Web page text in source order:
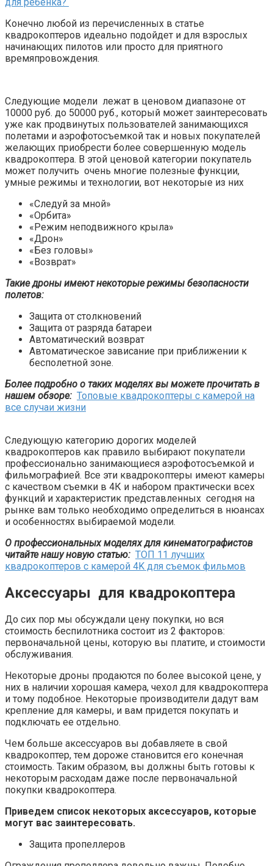
Конечно любой из перечисленных в статье
квадрокоптеров идеально подойдет и для взрослых
начинающих пилотов или просто для приятного
времяпровождения.
Следующие модели лежат в ценовом диапазоне от
10000 руб. до 50000 руб., который может заинтересовать
уже как продвинутых пользователей занимающихся
полетами и аэрофотосъемкой так и новых покупателей
желающих приобрести более совершенную модель
квадрокоптера. В этой ценовой категории покупатель
может получить очень многие полезные функции,
умные режимы и технологии, вот некоторые из них
«Следуй за мной»
«Орбита»
«Режим неподвижного крыла»
«Дрон»
«Без головы»
«Возврат»
Такие дроны имеют некоторые режимы безопасности
полетов:
Защита от столкновений
Защита от разряда батареи
Автоматический возврат
Автоматическое зависание при приближении к
бесполетной зоне.
Более подробно о таких моделях вы можете прочитать в
нашем обзоре: Топовые квадрокоптеры с камерой на
все случаи жизни
Следующую категорию дорогих моделей
квадрокоптеров как правило выбирают покупатели
профессионально занимающиеся аэрофотосъемкой и
фильмографией. Все эти квадрокоптеры имеют камеры
с качеством съемки в 4К и набором практически всех
функций и характеристик представленных сегодня на
рынке вам только необходимо определиться в нюансах
и особенностях выбираемой модели.
О профессиональных моделях для кинематографистов
читайте нашу новую статью: ТОП 11 лучших
квадрокоптеров с камерой 4K для съемок фильмов
Аксессуары для квадрокоптера
До сих пор мы обсуждали цену покупки, но вся
стоимость беспилотника состоит из 2 факторов:
первоначальной цены, которую вы платите, и стоимости
обслуживания.
Некоторые дроны продаются по более высокой цене, у
них в наличии хорошая камера, чехол для квадрокоптера
и тому подобное. Некоторые производители дадут вам
крепление для камеры, и вам придется покупать и
подключать ее отдельно.
Чем больше аксессуаров вы добавляете в свой
квадрокоптер, тем дороже становится его конечная
стоимость. Таким образом, вы должны быть готовы к
некоторым расходам даже после первоначальной
покупки квадрокоптера.
Приведем список некоторых аксессуаров, которые
могут вас заинтересовать.
Защита пропеллеров